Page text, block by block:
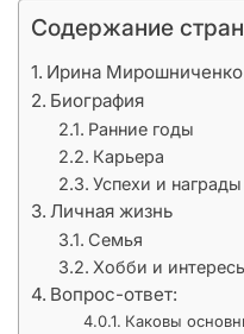
Содержание
Ирина Мирошниченко
Биография
Ранние годы
Карьера
Успехи и награды
Личная жизнь
Семья
Хобби и
Вопрос-ответ:
Каковы